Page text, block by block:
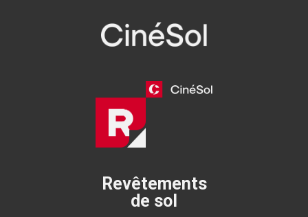
Revêtements
de sol